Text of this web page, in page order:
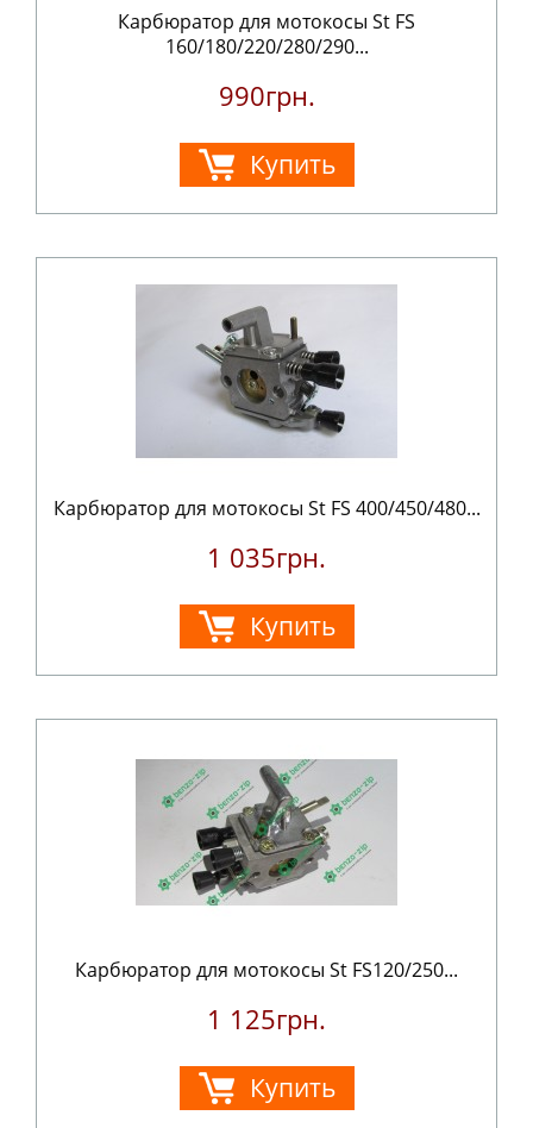
Карбюратор для мотокосы St FS
160/180/220/280/290...
990грн.
Купить
Карбюратор для мотокосы St FS 400/450/480...
1 035грн.
Купить
Карбюратор для мотокосы St FS120/250...
1 125грн.
Купить